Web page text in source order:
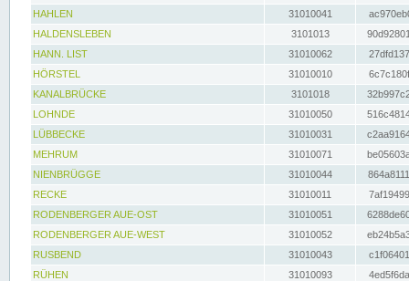
HAHLEN
31010041
HALDENSLEBEN
3101013
HANN. LIST
31010062
HÖRSTEL
31010010
KANALBRÜCKE
3101018
LOHNDE
31010050
LÜBBECKE
31010031
MEHRUM
31010071
NIENBRÜGGE
31010044
RECKE
31010011
RODENBERGER AUE-OST
31010051
RODENBERGER AUE-WEST
31010052
RUSBEND
31010043
RÜHEN
31010093